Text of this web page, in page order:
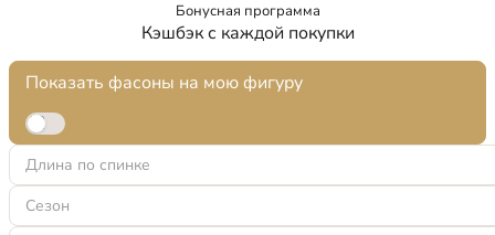
Бонусная программа
Кэшбэк с каждой покупки
Показать фасоны на мою фигуру
Длина по спинке
Сезон